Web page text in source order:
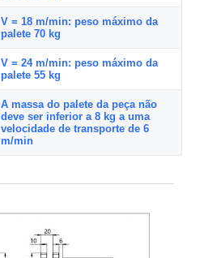
V = 18 m/min: peso máximo da
palete 70 kg
V = 24 m/min: peso máximo da
palete 55 kg
A massa do palete da peça não
deve ser inferior a 8 kg a uma
velocidade de transporte de 6
m/min